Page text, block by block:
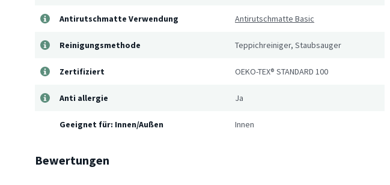
Antirutschmatte Verwendung Antirutschmatte Basic
Reinigungsmethode Teppichreiniger, Staubsauger
Zertifiziert OEKO-TEX® STANDARD 100
Anti allergie Ja
Geeignet für: Innen/Außen Innen
Bewertungen